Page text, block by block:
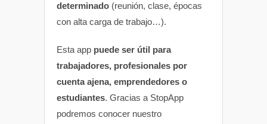
determinado (reunión, clase, épocas
con alta carga de trabajo…).
Esta app puede ser útil para
trabajadores, profesionales por
cuenta ajena, emprendedores o
estudiantes. Gracias a StopApp
podremos conocer nuestro